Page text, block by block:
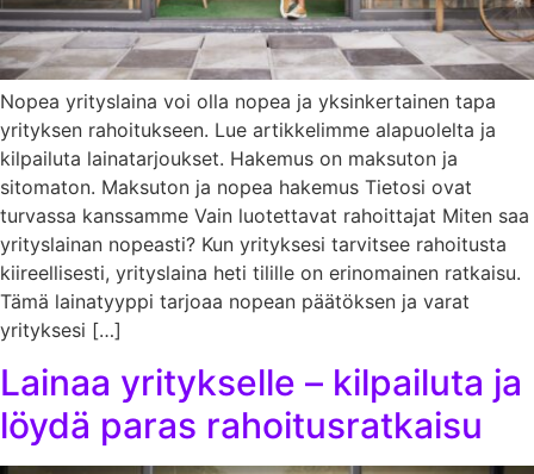
Nopea yrityslaina voi olla nopea ja yksinkertainen tapa
yrityksen rahoitukseen. Lue artikkelimme alapuolelta ja
kilpailuta lainatarjoukset. Hakemus on maksuton ja
sitomaton. Maksuton ja nopea hakemus Tietosi ovat
turvassa kanssamme Vain luotettavat rahoittajat Miten saa
yrityslainan nopeasti? Kun yrityksesi tarvitsee rahoitusta
kiireellisesti, yrityslaina heti tilille on erinomainen ratkaisu.
Tämä lainatyyppi tarjoaa nopean päätöksen ja varat
yrityksesi […]
Lainaa yritykselle – kilpailuta ja
löydä paras rahoitusratkaisu